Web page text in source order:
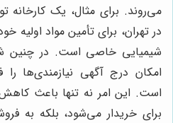
می‌روند. برای مثال، یک کارخانه
در تهران، برای تأمین مواد اولیه
شیمیایی خاصی است. در چنین
امکان درج آگهی نیازمندی‌ها را
است. این امر نه تنها باعث
برای خریدار می‌شود، بلکه به